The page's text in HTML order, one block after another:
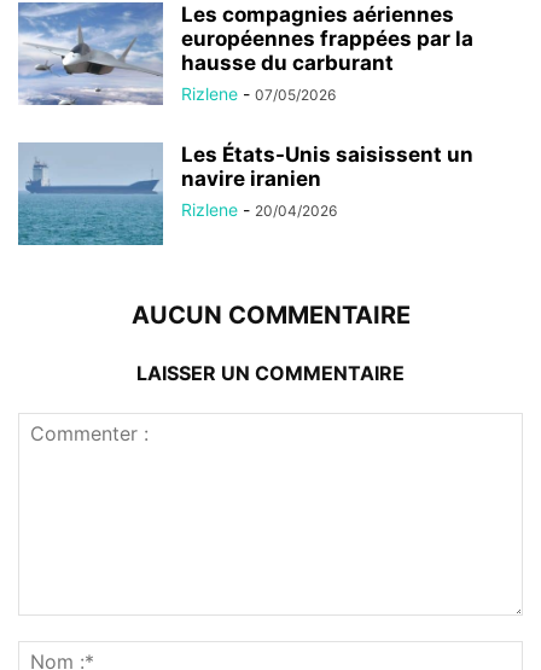
Les compagnies aériennes
européennes frappées par la
hausse du carburant
Rizlene - 07/05/2026
Les États-Unis saisissent un
navire iranien
Rizlene - 20/04/2026
AUCUN COMMENTAIRE
LAISSER UN COMMENTAIRE